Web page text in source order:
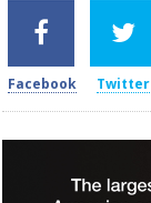
2k
SHARES
Facebook
1.5k
TWEETS
Twitter